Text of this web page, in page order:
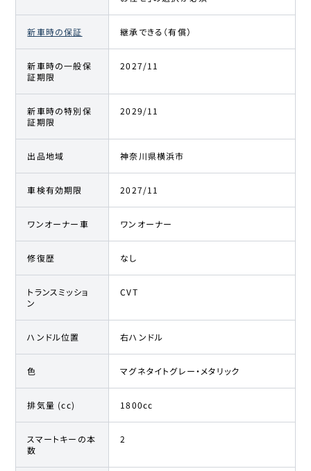
新車時の保証 継承できる（有償）
新車時の一般保
証期限
2027/11
新車時の特別保
証期限
2029/11
出品地域 神奈川県横浜市
車検有効期限 2027/11
ワンオーナー車 ワンオーナー
修復歴 なし
トランスミッショ
ン
CVT
ハンドル位置 右ハンドル
色 マグネタイトグレー・メタリック
排気量 (cc) 1800cc
スマートキーの本
数
2